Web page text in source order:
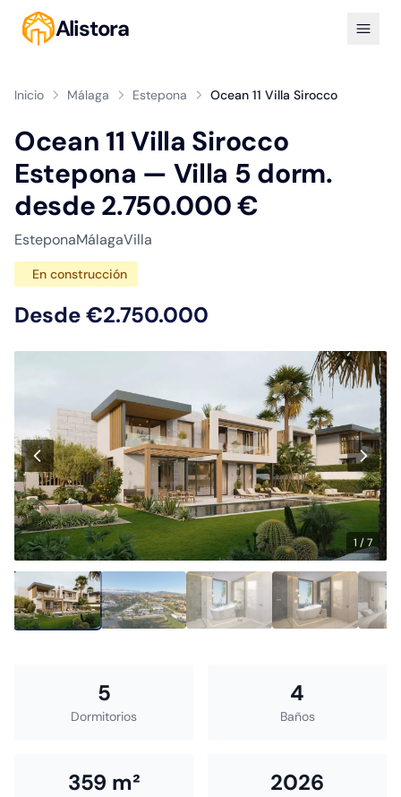
Alistora
Inicio Málaga Estepona Ocean 11 Villa Sirocco
Ocean 11 Villa Sirocco
Estepona — Villa 5 dorm.
desde 2.750.000 €
EsteponaMálagaVilla
En construcción
Desde €2.750.000
1 / 7
5
Dormitorios
4
Baños
359 m² 2026